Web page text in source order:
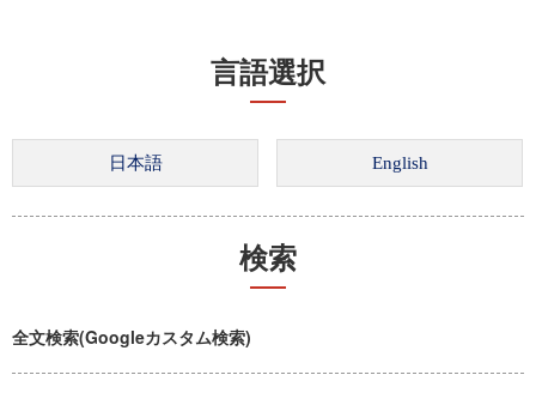
言語選択
検索
全文検索(Googleカスタム検索)